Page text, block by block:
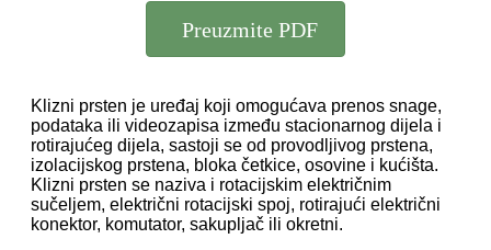
Preuzmite PDF
Klizni prsten je uređaj koji omogućava prenos snage,
podataka ili videozapisa između stacionarnog dijela i
rotirajućeg dijela, sastoji se od provodljivog prstena,
izolacijskog prstena, bloka četkice, osovine i kućišta.
Klizni prsten se naziva i rotacijskim električnim
sučeljem, električni rotacijski spoj, rotirajući električni
konektor, komutator, sakupljač ili okretni.